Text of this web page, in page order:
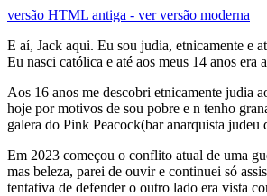
versão HTML antiga - ver versão moderna
E aí, Jack aqui. Eu sou judia, etnicamente e
Eu nasci católica e até aos meus 14 anos
Aos 16 anos me descobri etnicamente judia
hoje por motivos de sou pobre e n tenho
galera do Pink Peacock(bar anarquista judeu
Em 2023 começou o conflito atual de uma
mas beleza, parei de ouvir e continuei só
tentativa de defender o outro lado era vista